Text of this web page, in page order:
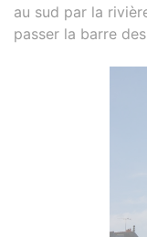
au sud par la
passer la barre